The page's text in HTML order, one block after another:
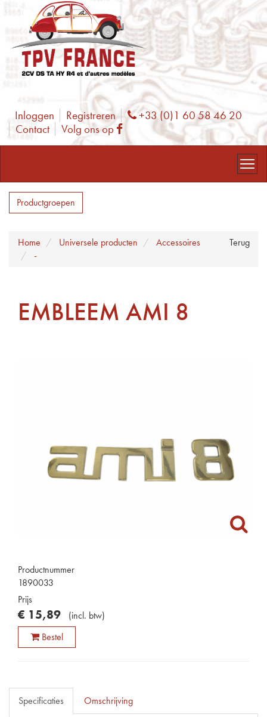
Inloggen Registreren Phone
+33 (0)1 60 58 46 20
Contact
Volg ons op Facebook
Productgroepen
Terug
Home Universele producten
Accessoires
-
EMBLEEM AMI 8
Productnummer
1890033
Prijs
€ 15,89 (incl. btw)
Bestel
Specificaties Omschrijving